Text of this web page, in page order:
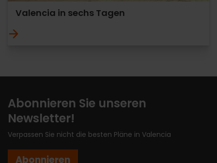
Valencia in sechs Tagen
Abonnieren Sie unseren
Newsletter!
Verpassen Sie nicht die besten Pläne in Valencia
Abonnieren